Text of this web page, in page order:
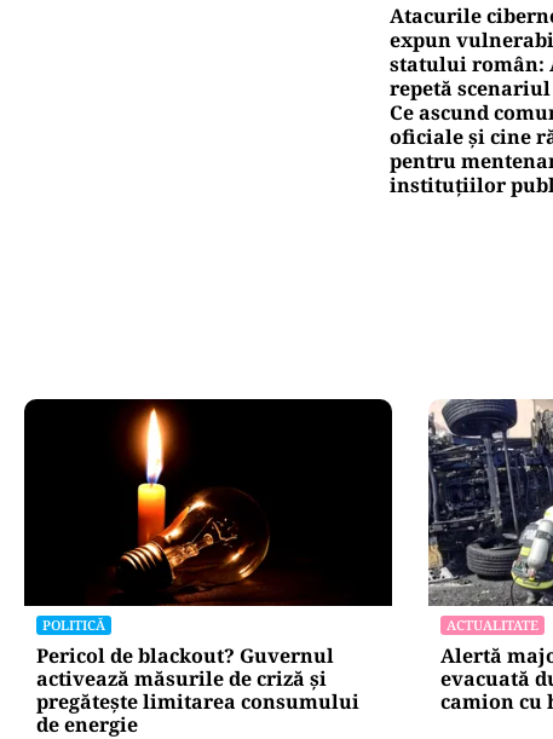
Atacurile
expun
statului român:
repetă scenariul
Ce ascund
oficiale și cine
pentru
instituțiilor
POLITICĂ
Pericol de blackout? Guvernul
activează măsurile de criză și
pregătește limitarea consumului
de energie
ACTUALITATE
Alertă
evacuată
camion cu